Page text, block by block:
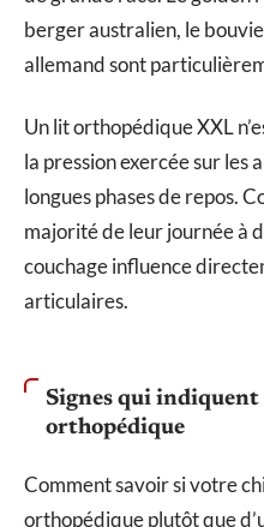
berger australien, le
allemand sont
Un lit orthopédique XXL
la pression exercée sur les
longues phases de repos.
majorité de leur journée à
couchage influence
articulaires.
Signes qui indiquent
orthopédique
Comment savoir si votre
orthopédique plutôt que